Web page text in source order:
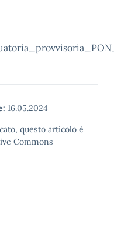
16.05.2024
questo articolo è
Commons